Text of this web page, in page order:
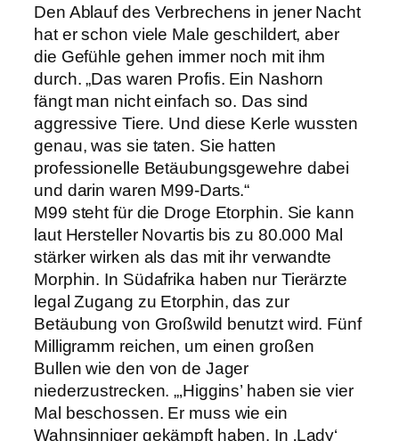
Den Ablauf des Verbrechens in jener Nacht
hat er schon viele Male geschildert, aber
die Gefühle gehen immer noch mit ihm
durch. „Das waren Profis. Ein Nashorn
fängt man nicht einfach so. Das sind
aggressive Tiere. Und diese Kerle wussten
genau, was sie taten. Sie hatten
professionelle Betäubungsgewehre dabei
und darin waren M99-Darts.“
M99 steht für die Droge Etorphin. Sie kann
laut Hersteller Novartis bis zu 80.000 Mal
stärker wirken als das mit ihr verwandte
Morphin. In Südafrika haben nur Tierärzte
legal Zugang zu Etorphin, das zur
Betäubung von Großwild benutzt wird. Fünf
Milligramm reichen, um einen großen
Bullen wie den von de Jager
niederzustrecken. „‚Higgins’ haben sie vier
Mal beschossen. Er muss wie ein
Wahnsinniger gekämpft haben. In ‚Lady‘